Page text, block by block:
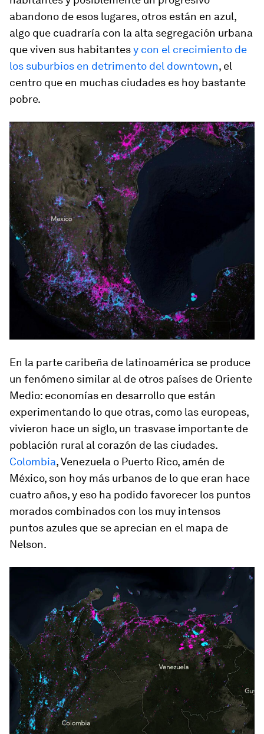
abandono de esos lugares, otros están en azul,
algo que cuadraría con la alta segregación urbana
que viven sus habitantesy con el crecimiento de
los suburbios en detrimento del downtown, el
centro que en muchas ciudades es hoy bastante
pobre.
En la parte caribeña de latinoamérica se produce
un fenómeno similar al de otros países de Oriente
Medio: economías en desarrollo que están
experimentando lo que otras, como las europeas,
vivieron hace un siglo, un trasvase importante de
población rural al corazón de las ciudades.
Colombia, Venezuela o Puerto Rico, amén de
México, son hoy más urbanos de lo que eran hace
cuatro años, y eso ha podido favorecer los puntos
morados combinados con los muy intensos
puntos azules que se aprecian en el mapa de
Nelson.